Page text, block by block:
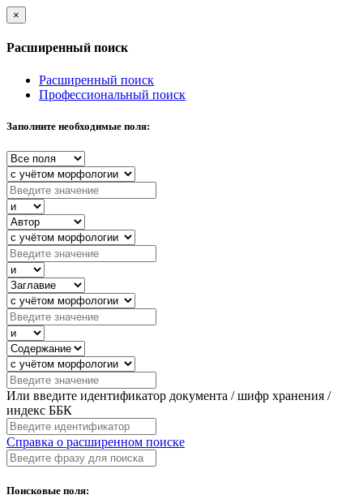
×
Расширенный поиск
Расширенный поиск
Профессиональный поиск
Заполните необходимые поля:
Или введите идентификатор документа / шифр хранения /
индекс ББК
Справка о расширенном поиске
Поисковые поля: